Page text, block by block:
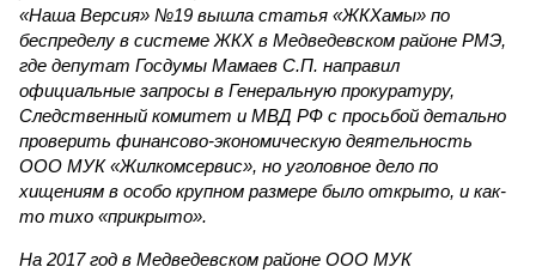
«Наша Версия» №19 вышла статья «ЖКХамы» по
беспределу в системе ЖКХ в Медведевском районе РМЭ,
где депутат Госдумы Мамаев С.П. направил
официальные запросы в Генеральную прокуратуру,
Следственный комитет и МВД РФ с просьбой детально
проверить финансово-экономическую деятельность
ООО МУК «Жилкомсервис», но уголовное дело по
хищениям в особо крупном размере было открыто, и как-
то тихо «прикрыто».
На 2017 год в Медведевском районе ООО МУК